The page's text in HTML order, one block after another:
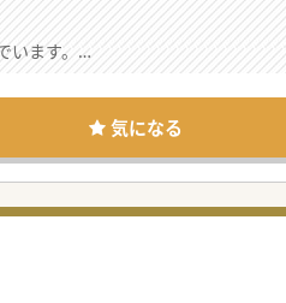
います。
療月1回です。
します。
気になる